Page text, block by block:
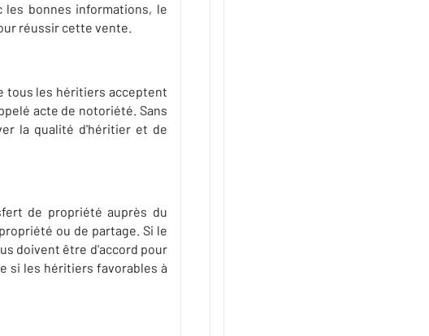
les bonnes informations, le
réussir cette vente.
tous les héritiers acceptent
acte de notoriété. Sans
la qualité d'héritier et de
de propriété auprès du
ou de partage. Si le
doivent être d'accord pour
si les héritiers favorables à